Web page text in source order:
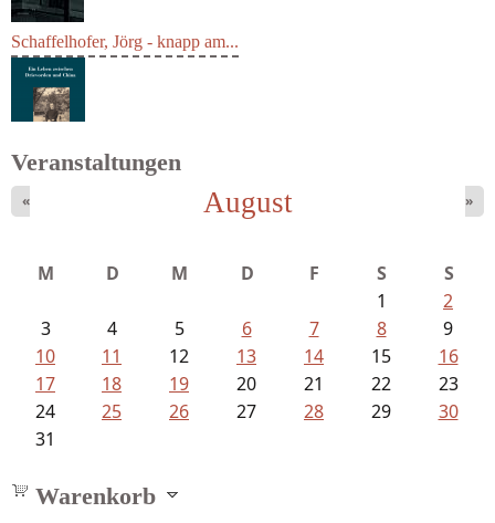
Ein Leben zwischen Drievorden und...
Schaffelhofer, Jörg - knapp am...
Veranstaltungen
August
« »
M D M D F S
S
1
2
3
4 5 6 7 8
9
10
11 12 13 14 15
16
17
18 19 20 21 22
23
24
25 26 27 28 29
30
31
Warenkorb